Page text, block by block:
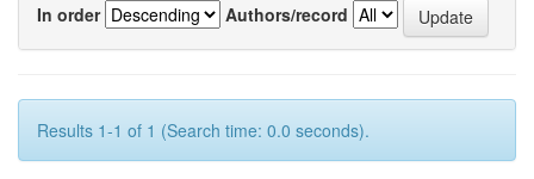
In order
Authors/record
Results 1-1 of 1 (Search time: 0.0 seconds).